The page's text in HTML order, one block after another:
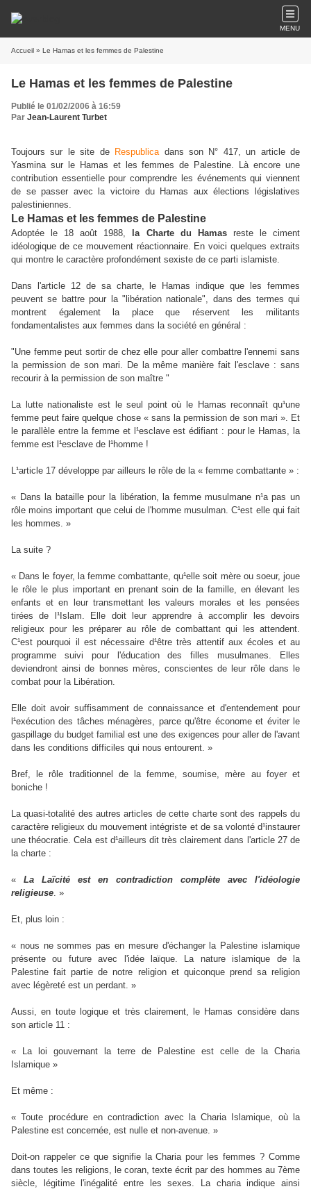
MENU
Accueil » Le Hamas et les femmes de Palestine
Le Hamas et les femmes de Palestine
Publié le 01/02/2006 à 16:59
Par Jean-Laurent Turbet
Toujours sur le site de Respublica dans son N° 417, un article de
Yasmina sur le Hamas et les femmes de Palestine. Là encore une
contribution essentielle pour comprendre les événements qui viennent
de se passer avec la victoire du Hamas aux élections législatives
palestiniennes.
Le Hamas et les femmes de Palestine
Adoptée le 18 août 1988, la Charte du Hamasreste le ciment
idéologique de ce mouvement réactionnaire. En voici quelques extraits
qui montre le caractère profondément sexiste de ce parti islamiste.
Dans l'article 12 de sa charte, le Hamas indique que les femmes
peuvent se battre pour la "libération nationale", dans des termes qui
montrent également la place que réservent les militants
fondamentalistes aux femmes dans la société en général :
"Une femme peut sortir de chez elle pour aller combattre l'ennemi sans
la permission de son mari. De la même manière fait l'esclave : sans
recourir à la permission de son maître "
La lutte nationaliste est le seul point où le Hamas reconnaît qu¹une
femme peut faire quelque chose « sans la permission de son mari ». Et
le parallèle entre la femme et l¹esclave est édifiant : pour le Hamas, la
femme est l¹esclave de l¹homme !
L¹article 17 développe par ailleurs le rôle de la « femme combattante » :
« Dans la bataille pour la libération, la femme musulmane n¹a pas un
rôle moins important que celui de l'homme musulman. C¹est elle qui fait
les hommes. »
La suite ?
« Dans le foyer, la femme combattante, qu¹elle soit mère ou soeur, joue
le rôle le plus important en prenant soin de la famille, en élevant les
enfants et en leur transmettant les valeurs morales et les pensées
tirées de l¹Islam. Elle doit leur apprendre à accomplir les devoirs
religieux pour les préparer au rôle de combattant qui les attendent.
C¹est pourquoi il est nécessaire d¹être très attentif aux écoles et au
programme suivi pour l'éducation des filles musulmanes. Elles
deviendront ainsi de bonnes mères, conscientes de leur rôle dans le
combat pour la Libération.
Elle doit avoir suffisamment de connaissance et d'entendement pour
l¹exécution des tâches ménagères, parce qu'être économe et éviter le
gaspillage du budget familial est une des exigences pour aller de l'avant
dans les conditions difficiles qui nous entourent. »
Bref, le rôle traditionnel de la femme, soumise, mère au foyer et
boniche !
La quasi-totalité des autres articles de cette charte sont des rappels du
caractère religieux du mouvement intégriste et de sa volonté d¹instaurer
une théocratie. Cela est d¹ailleurs dit très clairement dans l'article 27 de
la charte :
« La Laïcité est en contradiction complète avec l'idéologie
religieuse. »
Et, plus loin :
« nous ne sommes pas en mesure d'échanger la Palestine islamique
présente ou future avec l'idée laïque. La nature islamique de la
Palestine fait partie de notre religion et quiconque prend sa religion
avec légèreté est un perdant. »
Aussi, en toute logique et très clairement, le Hamas considère dans
son article 11 :
« La loi gouvernant la terre de Palestine est celle de la Charia
Islamique »
Et même :
« Toute procédure en contradiction avec la Charia Islamique, où la
Palestine est concernée, est nulle et non-avenue. »
Doit-on rappeler ce que signifie la Charia pour les femmes ? Comme
dans toutes les religions, le coran, texte écrit par des hommes au 7ème
siècle, légitime l'inégalité entre les sexes. La charia indique ainsi